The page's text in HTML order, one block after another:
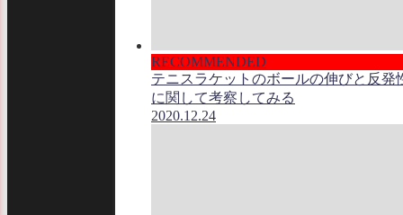
RECOMMENDED
テニスラケットのボールの伸びと反発
に関して考察してみる
2020.12.24